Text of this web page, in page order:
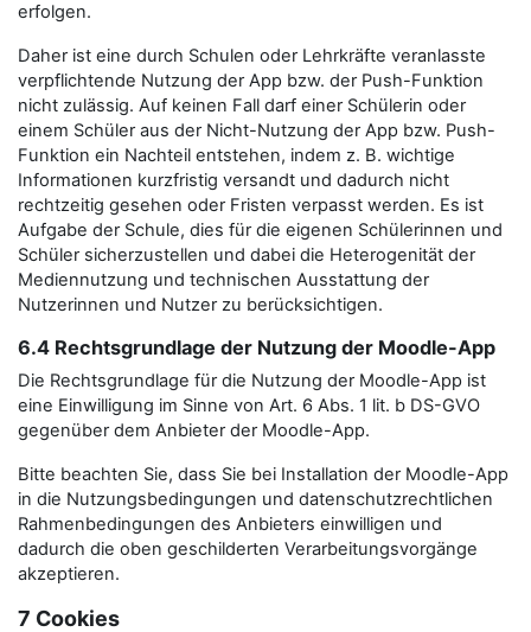
erfolgen.
Daher ist eine durch Schulen oder Lehrkräfte veranlasste
verpflichtende Nutzung der App bzw. der Push-Funktion
nicht zulässig. Auf keinen Fall darf einer Schülerin oder
einem Schüler aus der Nicht-Nutzung der App bzw. Push-
Funktion ein Nachteil entstehen, indem z. B. wichtige
Informationen kurzfristig versandt und dadurch nicht
rechtzeitig gesehen oder Fristen verpasst werden. Es ist
Aufgabe der Schule, dies für die eigenen Schülerinnen und
Schüler sicherzustellen und dabei die Heterogenität der
Mediennutzung und technischen Ausstattung der
Nutzerinnen und Nutzer zu berücksichtigen.
6.4 Rechtsgrundlage der Nutzung der Moodle-App
Die Rechtsgrundlage für die Nutzung der Moodle-App ist
eine Einwilligung im Sinne von Art. 6 Abs. 1 lit. b DS-GVO
gegenüber dem Anbieter der Moodle-App.
Bitte beachten Sie, dass Sie bei Installation der Moodle-App
in die Nutzungsbedingungen und datenschutzrechtlichen
Rahmenbedingungen des Anbieters einwilligen und
dadurch die oben geschilderten Verarbeitungsvorgänge
akzeptieren.
7 Cookies